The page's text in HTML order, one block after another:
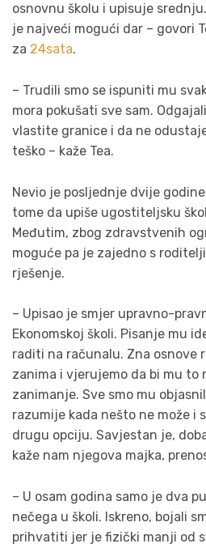
osnovnu školu i upisuje
je najveći mogući dar – govori
za 24sata.
– Trudili smo se ispuniti mu
mora pokušati sve sam.
vlastite granice i da ne
teško – kaže Tea.
Nevio je posljednje dvije
tome da upiše ugostiteljsku
Međutim, zbog zdravstvenih
moguće pa je zajedno s
rješenje.
– Upisao je smjer upravno-
Ekonomskoj školi. Pisanje mu
raditi na računalu. Zna osnove
zanima i vjerujemo da bi mu to
zanimanje. Sve smo mu
razumije kada nešto ne može i
drugu opciju. Savjestan je,
kaže nam njegova majka,
– U osam godina samo je dva
nečega u školi. Iskreno, bojali
prihvatiti jer je fizički manji od